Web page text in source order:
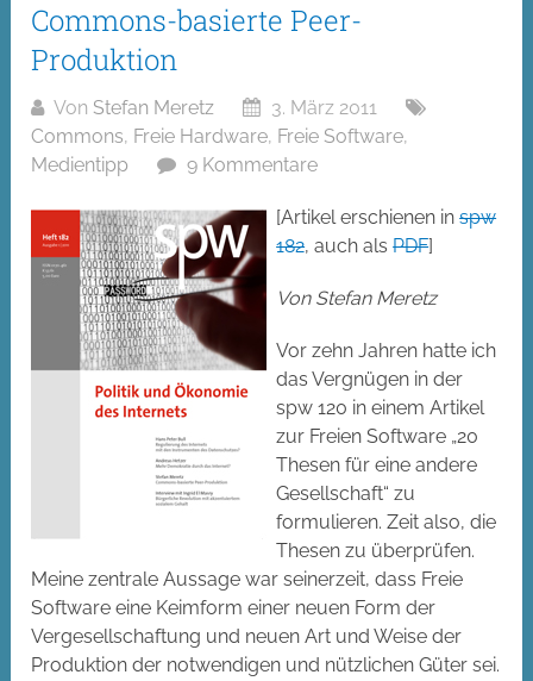
Commons-basierte Peer-
Produktion
Von Stefan Meretz
3. März 2011
Commons, Freie Hardware, Freie Software,
Medientipp
9 Kommentare
[Artikel erschienen inspw
182, auch alsPDF]
Von Stefan Meretz
Vor zehn Jahren hatte ich
das Vergnügen in der
spw 120 in einem Artikel
zur Freien Software „20
Thesen für eine andere
Gesellschaft“ zu
formulieren. Zeit also, die
Thesen zu überprüfen.
Meine zentrale Aussage war seinerzeit, dass Freie
Software eine Keimform einer neuen Form der
Vergesellschaftung und neuen Art und Weise der
Produktion der notwendigen und nützlichen Güter sei.